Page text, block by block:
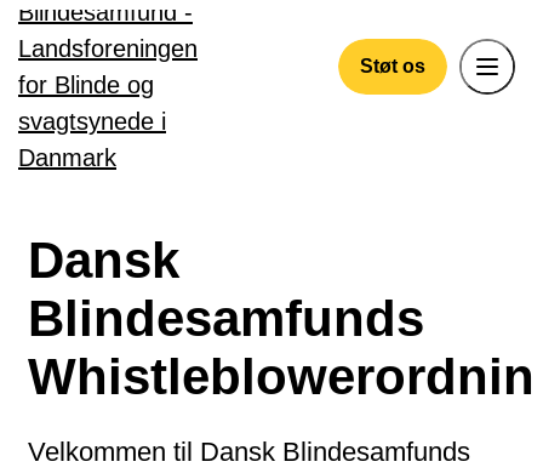
Gå til hovedindhold
Støt os
Dansk
Blindesamfunds
Velkommen til Dansk Blindesamfunds